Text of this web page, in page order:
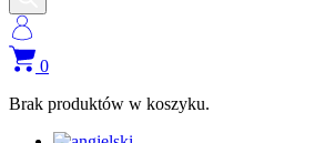
0
Brak produktów w koszyku.